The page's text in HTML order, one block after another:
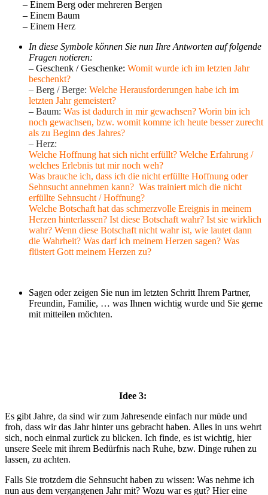
– Einem Berg oder mehreren Bergen
– Einem Baum
– Einem Herz
In diese Symbole können Sie nun Ihre Antworten auf folgende
Fragen notieren:
– Geschenk / Geschenke: Womit wurde ich im letzten Jahr
beschenkt?
– Berg / Berge: Welche Herausforderungen habe ich im
letzten Jahr gemeistert?
– Baum: Was ist dadurch in mir gewachsen? Worin bin ich
noch gewachsen, bzw. womit komme ich heute besser zurecht
als zu Beginn des Jahres?
– Herz:
Welche Hoffnung hat sich nicht erfüllt? Welche Erfahrung /
welches Erlebnis tut mir noch weh?
Was brauche ich, dass ich die nicht erfüllte Hoffnung oder
Sehnsucht annehmen kann? Was trainiert mich die nicht
erfüllte Sehnsucht / Hoffnung?
Welche Botschaft hat das schmerzvolle Ereignis in meinem
Herzen hinterlassen? Ist diese Botschaft wahr? Ist sie wirklich
wahr? Wenn diese Botschaft nicht wahr ist, wie lautet dann
die Wahrheit? Was darf ich meinem Herzen sagen? Was
flüstert Gott meinem Herzen zu?
Sagen oder zeigen Sie nun im letzten Schritt Ihrem Partner,
Freundin, Familie, … was Ihnen wichtig wurde und Sie gerne
mit mitteilen möchten.
Idee 3:
Es gibt Jahre, da sind wir zum Jahresende einfach nur müde und
froh, dass wir das Jahr hinter uns gebracht haben. Alles in uns wehrt
sich, noch einmal zurück zu blicken. Ich finde, es ist wichtig, hier
unsere Seele mit ihrem Bedürfnis nach Ruhe, bzw. Dinge ruhen zu
lassen, zu achten.
Falls Sie trotzdem die Sehnsucht haben zu wissen: Was nehme ich
nun aus dem vergangenen Jahr mit? Wozu war es gut? Hier eine